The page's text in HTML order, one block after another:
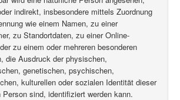
indirekt, insbesondere mittels Zuordnung
wie einem Namen, zu einer
zu Standortdaten, zu einer Online-
zu einem oder mehreren besonderen
die Ausdruck der physischen,
genetischen, psychischen,
kulturellen oder sozialen Identität dieser
Person sind, identifiziert werden kann.